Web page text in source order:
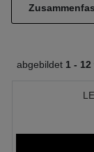
abgebildet 1 - 12